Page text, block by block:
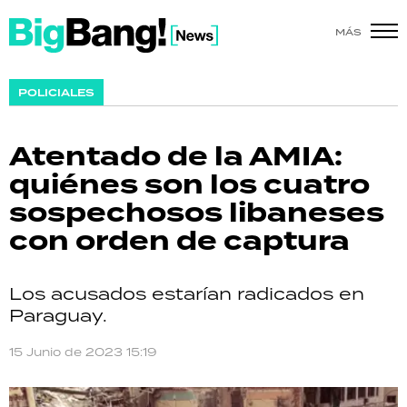
MÁS
POLICIALES
Atentado de la AMIA:
quiénes son los cuatro
sospechosos libaneses
con orden de captura
Los acusados estarían radicados en
Paraguay.
15 Junio de 2023 15:19
SHOW
ACTUALIDAD
POLICIALES
ECONOMÍA
GRAN HERMANO
SALUD
DEPORTES